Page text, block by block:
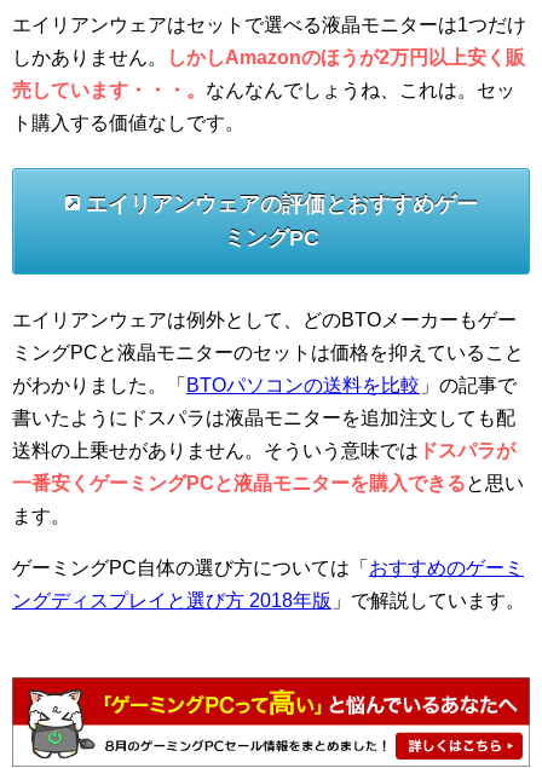
エイリアンウェアはセットで選べる液晶モニターは1つだけ
しかありません。
しかしAmazonのほうが2万円以上安く販
売しています・・・。 なんなんでしょうね、これは。セッ
ト購入する価値なしです。
エイリアンウェアの評価とおすすめゲー
ミングPC
エイリアンウェアは例外として、どのBTOメーカーもゲー
ミングPCと液晶モニターのセットは価格を抑えていること
がわかりました。「 BTOパソコンの送料を比較 」の記事で
書いたようにドスパラは液晶モニターを追加注文しても配
送料の上乗せがありません。そういう意味では ドスパラが
一番安くゲーミングPCと液晶モニターを購入できると思い
ます。
ゲーミングPC自体の選び方については「 おすすめのゲーミ
ングディスプレイと選び方 2018年版 」で解説しています。